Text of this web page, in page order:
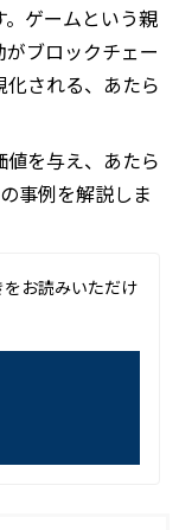
ゲームという親
ブロックチェー
される、あたら
を与え、あたら
事例を解説しま
お読みいただけ